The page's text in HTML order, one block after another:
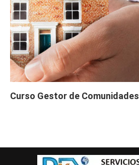
Curso Gestor de Comunidades